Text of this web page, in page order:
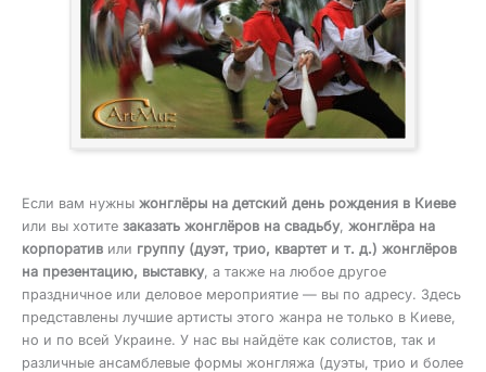
Если вам нужны жонглёры на детский день рождения в Киеве
или вы хотите заказать жонглёров на свадьбу, жонглёра на
корпоратив или группу (дуэт, трио, квартет и т. д.) жонглёров
на презентацию, выставку, а также на любое другое
праздничное или деловое мероприятие — вы по адресу. Здесь
представлены лучшие артисты этого жанра не только в Киеве,
но и по всей Украине. У нас вы найдёте как солистов, так и
различные ансамблевые формы жонгляжа (дуэты, трио и более